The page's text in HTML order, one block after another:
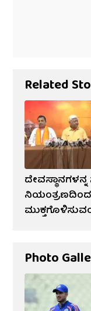
Related
ನಿಯಂತ್ರಣದಿಂದ
Photo